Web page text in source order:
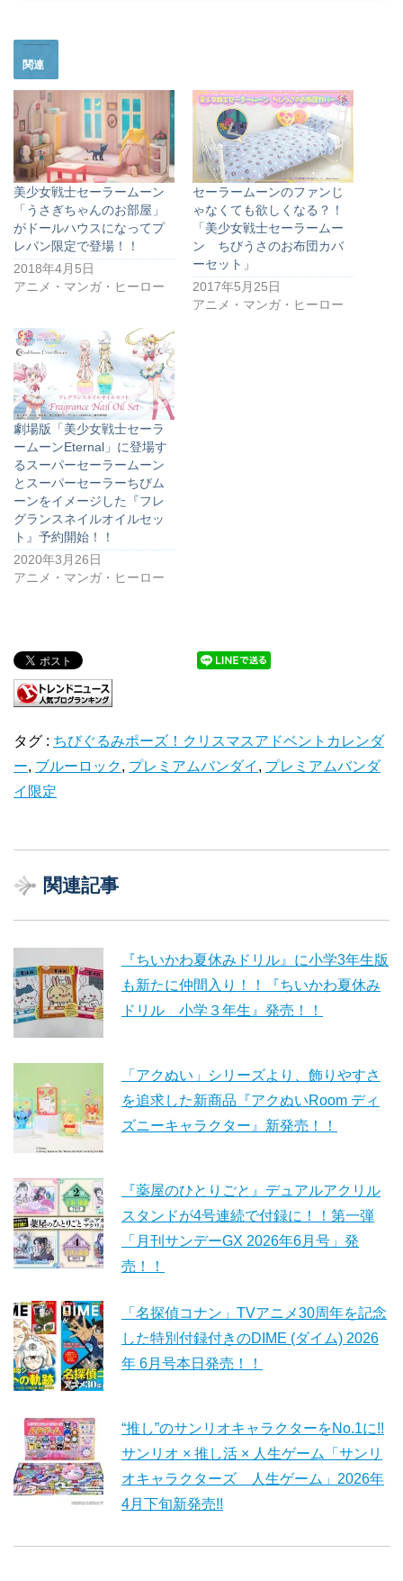
関連
美少女戦士セーラームーン
「うさぎちゃんのお部屋」
がドールハウスになってプ
レバン限定で登場！！
2018年4月5日
アニメ・マンガ・ヒーロー
セーラームーンのファンじ
ゃなくても欲しくなる？！
「美少女戦士セーラームー
ン ちびうさのお布団カバ
ーセット」
2017年5月25日
アニメ・マンガ・ヒーロー
劇場版「美少女戦士セーラ
ームーンEternal」に登場す
るスーパーセーラームーン
とスーパーセーラーちびム
ーンをイメージした『フレ
グランスネイルオイルセッ
ト』予約開始！！
2020年3月26日
アニメ・マンガ・ヒーロー
タグ : ちびぐるみポーズ！クリスマスアドベントカレンダ
ー, ブルーロック, プレミアムバンダイ , プレミアムバンダ
イ限定
関連記事
『ちいかわ夏休みドリル』に小学3年生版
も新たに仲間入り！！『ちいかわ夏休み
ドリル 小学３年生』発売！！
「アクぬい」シリーズより、飾りやすさ
を追求した新商品『アクぬいRoom ディ
ズニーキャラクター』新発売！！
『薬屋のひとりごと』デュアルアクリル
スタンドが4号連続で付録に！！第一弾
「月刊サンデーGX 2026年6月号」発
売！！
「名探偵コナン」TVアニメ30周年を記念
した特別付録付きのDIME (ダイム) 2026
年 6月号本日発売！！
“推し”のサンリオキャラクターをNo.1に!!
サンリオ × 推し活 × 人生ゲーム「サンリ
オキャラクターズ 人生ゲーム」2026年
4月下旬新発売!!